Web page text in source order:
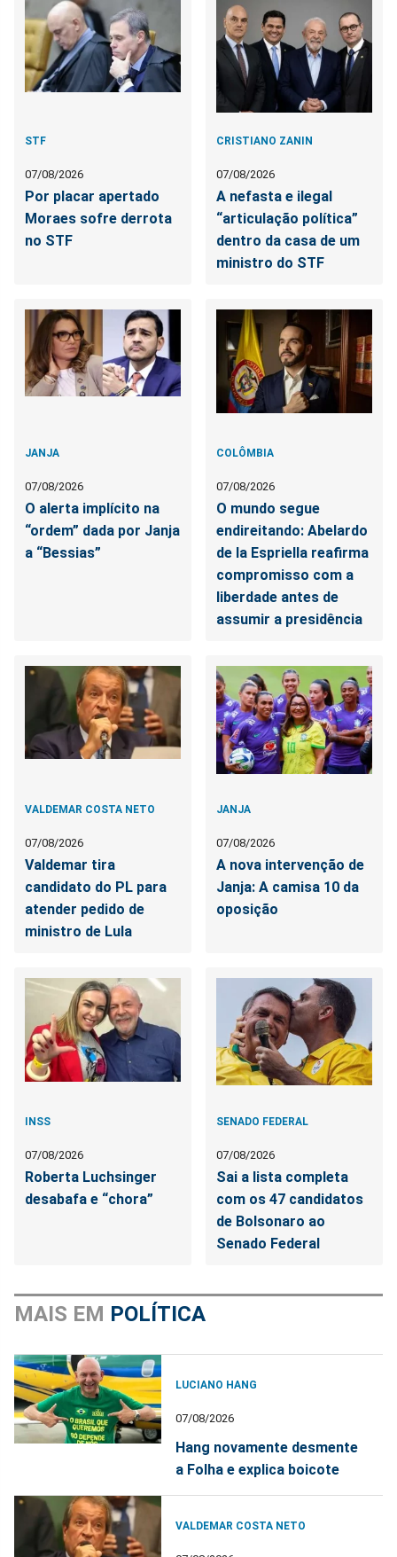
STF
07/08/2026
Por placar apertado
Moraes sofre derrota
no STF
CRISTIANO ZANIN
07/08/2026
A nefasta e ilegal
“articulação política”
dentro da casa de um
ministro do STF
JANJA
07/08/2026
O alerta implícito na
“ordem” dada por Janja
a “Bessias”
COLÔMBIA
07/08/2026
O mundo segue
endireitando: Abelardo
de la Espriella reafirma
compromisso com a
liberdade antes de
assumir a presidência
VALDEMAR COSTA NETO
07/08/2026
Valdemar tira
candidato do PL para
atender pedido de
ministro de Lula
JANJA
07/08/2026
A nova intervenção de
Janja: A camisa 10 da
oposição
INSS
07/08/2026
Roberta Luchsinger
desabafa e “chora”
SENADO FEDERAL
07/08/2026
Sai a lista completa
com os 47 candidatos
de Bolsonaro ao
Senado Federal
MAIS EM POLÍTICA
LUCIANO HANG
07/08/2026
Hang novamente desmente
a Folha e explica boicote
VALDEMAR COSTA NETO